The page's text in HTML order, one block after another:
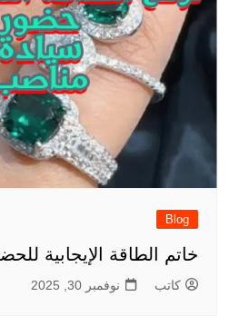
Blog
خاتم الطاقة الإيجابية
كاتب نوفمبر 30, 2025